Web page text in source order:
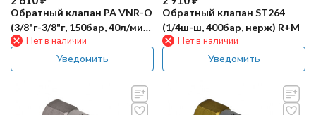
Обратный клапан PA VNR-O
(3/8"г-3/8"г, 150бар, 40л/мин,
лат)Нет в наличии
Уведомить
Обратный клапан ST264
(1/4ш-ш, 400бар, нерж) R+M
Нет в наличии
Уведомить